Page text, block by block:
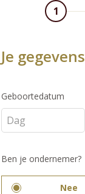
1
Je gegevens
Geboortedatum
Ben je ondernemer?
Nee